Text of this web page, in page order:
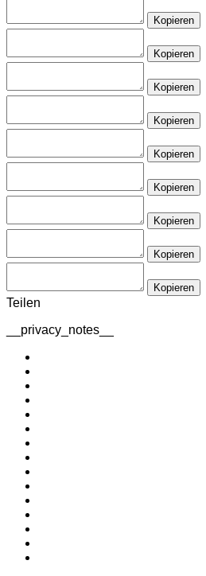
Kopieren
Kopieren
Kopieren
Kopieren
Kopieren
Kopieren
Kopieren
Kopieren
Kopieren
Teilen
__privacy_notes__